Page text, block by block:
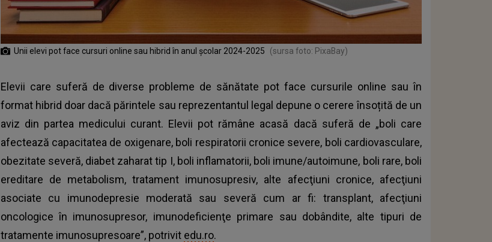
Unii elevi pot face cursuri online sau hibrid în anul școlar 2024-2025 (sursa foto: PixaBay)
Elevii care suferă de diverse probleme de sănătate pot face cursurile online sau în
format hibrid doar dacă părintele sau reprezentantul legal depune o cerere însoțită de un
aviz din partea medicului curant. Elevii pot rămâne acasă dacă suferă de „boli care
afectează capacitatea de oxigenare, boli respiratorii cronice severe, boli cardiovasculare,
obezitate severă, diabet zaharat tip I, boli inflamatorii, boli imune/autoimune, boli rare, boli
ereditare de metabolism, tratament imunosupresiv, alte afecţiuni cronice, afecţiuni
asociate cu imunodepresie moderată sau severă cum ar fi: transplant, afecţiuni
oncologice în imunosupresor, imunodeficienţe primare sau dobândite, alte tipuri de
tratamente imunosupresoare”, potrivit edu.ro.